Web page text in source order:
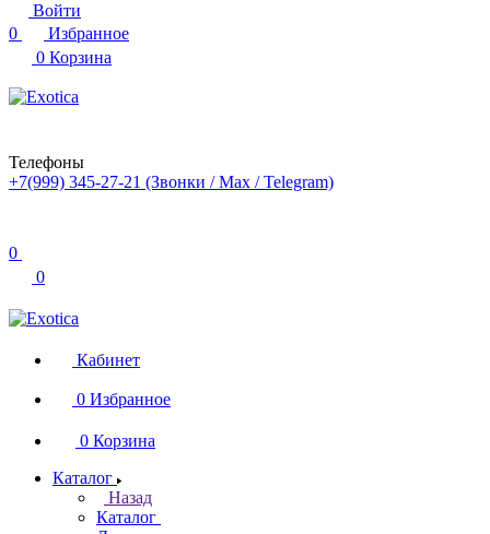
Войти
0
Избранное
0 Корзина
Телефоны
+7(999) 345-27-21 (Звонки / Max / Telegram)
0
0
Кабинет
0 Избранное
0 Корзина
Каталог
Назад
Каталог